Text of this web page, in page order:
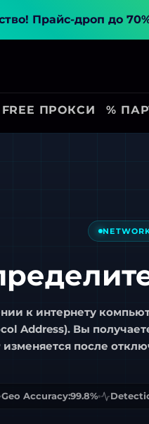
Прайс-дроп до
FREE ПРОКСИ %
к интернету
Address). Вы
изменяется после
Geo Accuracy:99.8%